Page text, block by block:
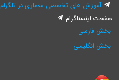
آموزش های تخصصی معماری در تلگرام
صفحات اینستاگرام
بخش فارسی
بخش انگلیسی